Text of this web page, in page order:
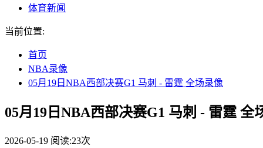
体育新闻
当前位置:
首页
NBA录像
05月19日NBA西部决赛G1 马刺 - 雷霆 全场录像
05月19日NBA西部决赛G1 马刺 - 雷霆 全
2026-05-19 阅读:23次